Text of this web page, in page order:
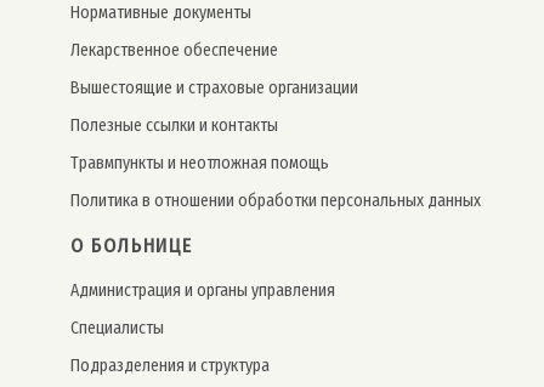
Нормативные документы
Лекарственное обеспечение
Вышестоящие и страховые организации
Полезные ссылки и контакты
Травмпункты и неотложная помощь
Политика в отношении обработки персональных данных
О БОЛЬНИЦЕ
Администрация и органы управления
Специалисты
Подразделения и структура